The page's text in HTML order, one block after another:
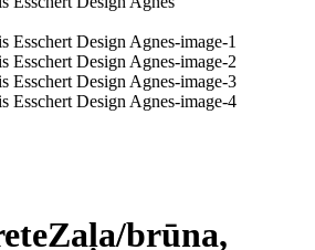
Zaļa/brūna,